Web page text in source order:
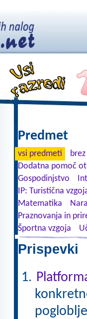
Predmet
vsi predmeti
Dodatna pomoč
Gospodinjstvo
IP: Turistična
Matematika
Praznovanja in
Športna vzgoja
Prispevki